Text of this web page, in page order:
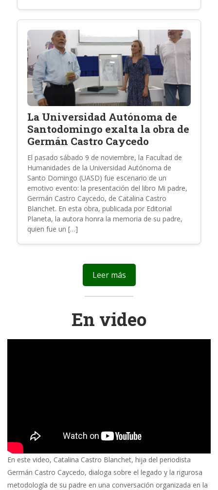
La Universidad Autónoma de
Santodomingo exalta la obra de
Germán Castro Caycedo
El pasado sábado 9 de noviembre, la Facultad de
Humanidades de la Universidad Autónoma de
Santo Domingo (UASD) fue escenario de un
emotivo evento: la presentación del libro Mi padre,
Germán Castro Caycedo, de Catalina Castro
Blanchet. En esta obra, publicada por Editorial
Planeta, la autora honra la memoria de su padre,
quien fue un […]
Leer más
En video
En este video, Catalina Castro Blanchet, hija del periodista
Germán Castro Caycedo, dialoga sobre el legado y la rigurosa
metodología de su padre en una conversación organizada en la